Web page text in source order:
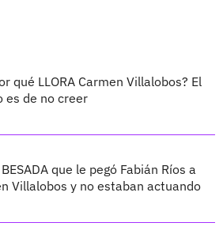
qué LLORA Carmen Villalobos? El
es de no creer
que le pegó Fabián Ríos a
Villalobos y no estaban actuando